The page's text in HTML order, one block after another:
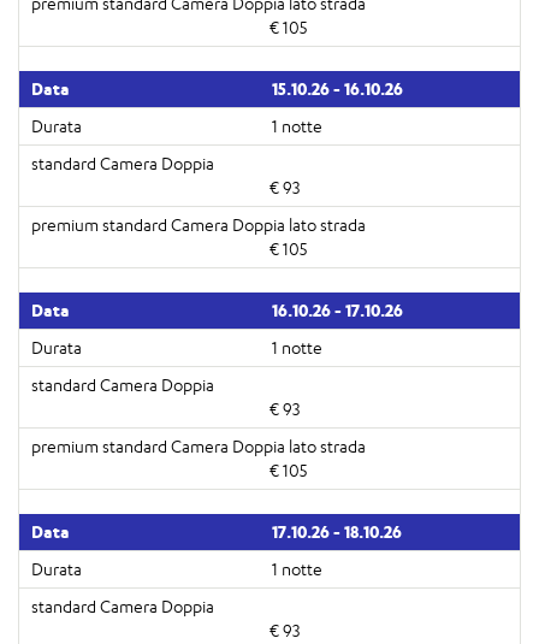
€ 105
15.10.26 - 16.10.26
1 notte
€ 93
€ 105
16.10.26 - 17.10.26
1 notte
€ 93
€ 105
17.10.26 - 18.10.26
1 notte
€ 93